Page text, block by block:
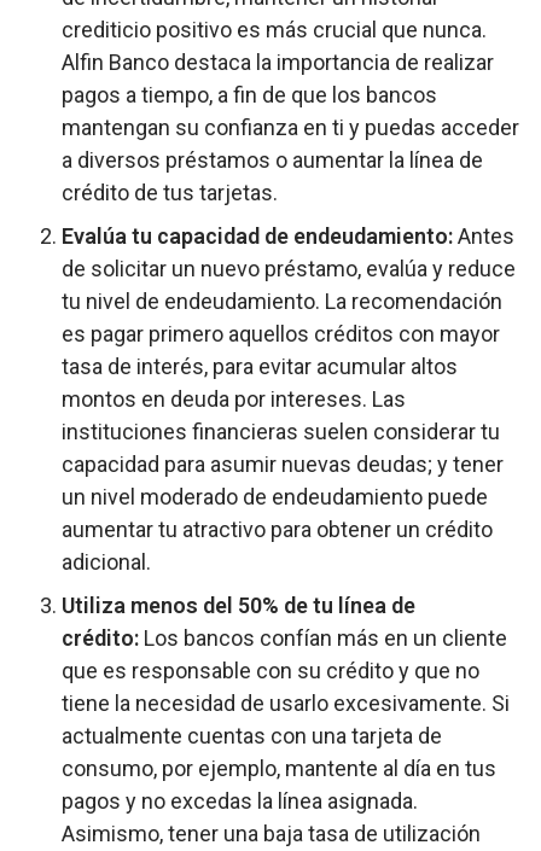
crediticio positivo es más crucial que nunca.
Alfin Banco destaca la importancia de realizar
pagos a tiempo, a fin de que los bancos
mantengan su confianza en ti y puedas acceder
a diversos préstamos o aumentar la línea de
crédito de tus tarjetas.
Evalúa tu capacidad de endeudamiento:Antes
de solicitar un nuevo préstamo, evalúa y reduce
tu nivel de endeudamiento. La recomendación
es pagar primero aquellos créditos con mayor
tasa de interés, para evitar acumular altos
montos en deuda por intereses. Las
instituciones financieras suelen considerar tu
capacidad para asumir nuevas deudas; y tener
un nivel moderado de endeudamiento puede
aumentar tu atractivo para obtener un crédito
adicional.
Utiliza menos del 50% de tu línea de
crédito: Los bancos confían más en un cliente
que es responsable con su crédito y que no
tiene la necesidad de usarlo excesivamente. Si
actualmente cuentas con una tarjeta de
consumo, por ejemplo, mantente al día en tus
pagos y no excedas la línea asignada.
Asimismo, tener una baja tasa de utilización